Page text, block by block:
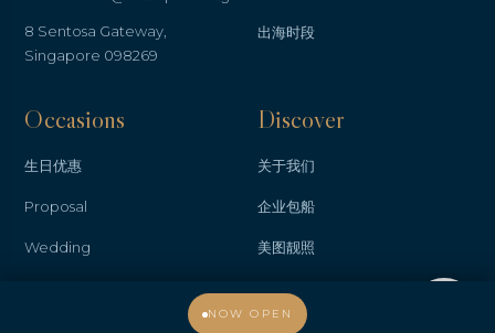
NOW OPEN
8 Sentosa Gateway,
Singapore 098269
出海时段
Occasions
生日优惠
Proposal
Wedding
Discover
关于我们
企业包船
美图靓照
联系我们
欢迎光临，我能为您提供什么帮助？